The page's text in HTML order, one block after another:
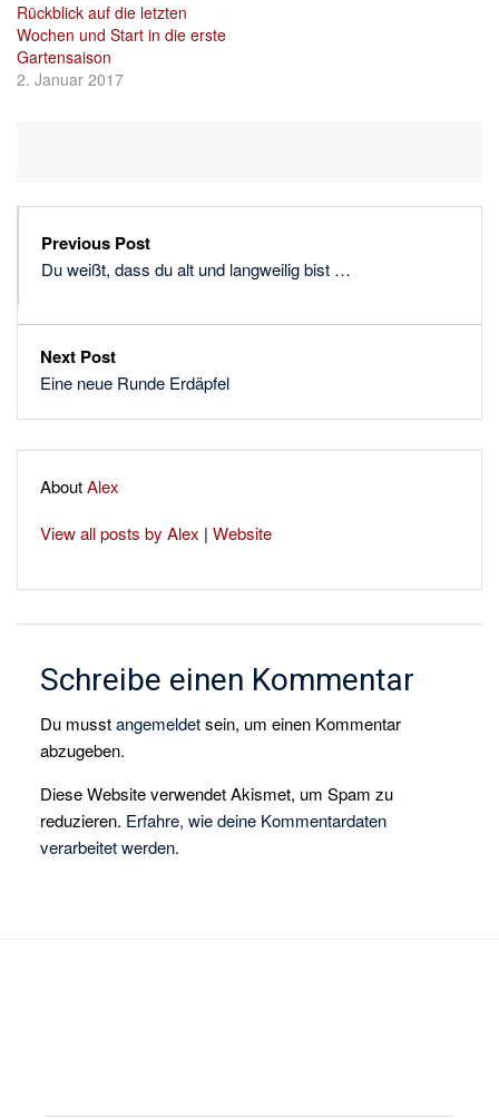
Rückblick auf die letzten
Wochen und Start in die erste
Gartensaison
2. Januar 2017
Previous Post
Du weißt, dass du alt und langweilig bist …
Next Post
Eine neue Runde Erdäpfel
AboutAlex
View all posts by Alex | Website
Schreibe einen Kommentar
Du musstangemeldetsein, um einen Kommentar
abzugeben.
Diese Website verwendet Akismet, um Spam zu
reduzieren. Erfahre, wie deine Kommentardaten
verarbeitet werden.